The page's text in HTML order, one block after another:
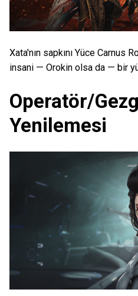
Xata'nın sapkını Yüce Carnus
insani — Orokin olsa da — bir
Operatör/
Yenilemesi